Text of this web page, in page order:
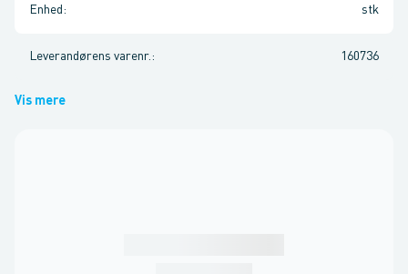
Enhed : stk
Leverandørens varenr. : 160736
Vis mere